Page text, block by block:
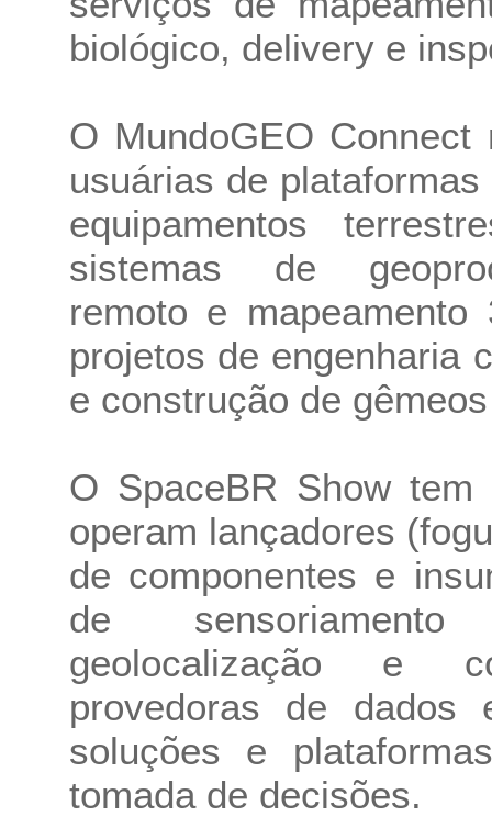
biológico, delivery e
O MundoGEO
usuárias de
equipamentos
sistemas de
remoto e
projetos de engenharia
e construção de
O SpaceBR Show
operam lançadores
de componentes e
de sensoriamento
geolocalização e
provedoras de dados
soluções e
tomada de decisões.